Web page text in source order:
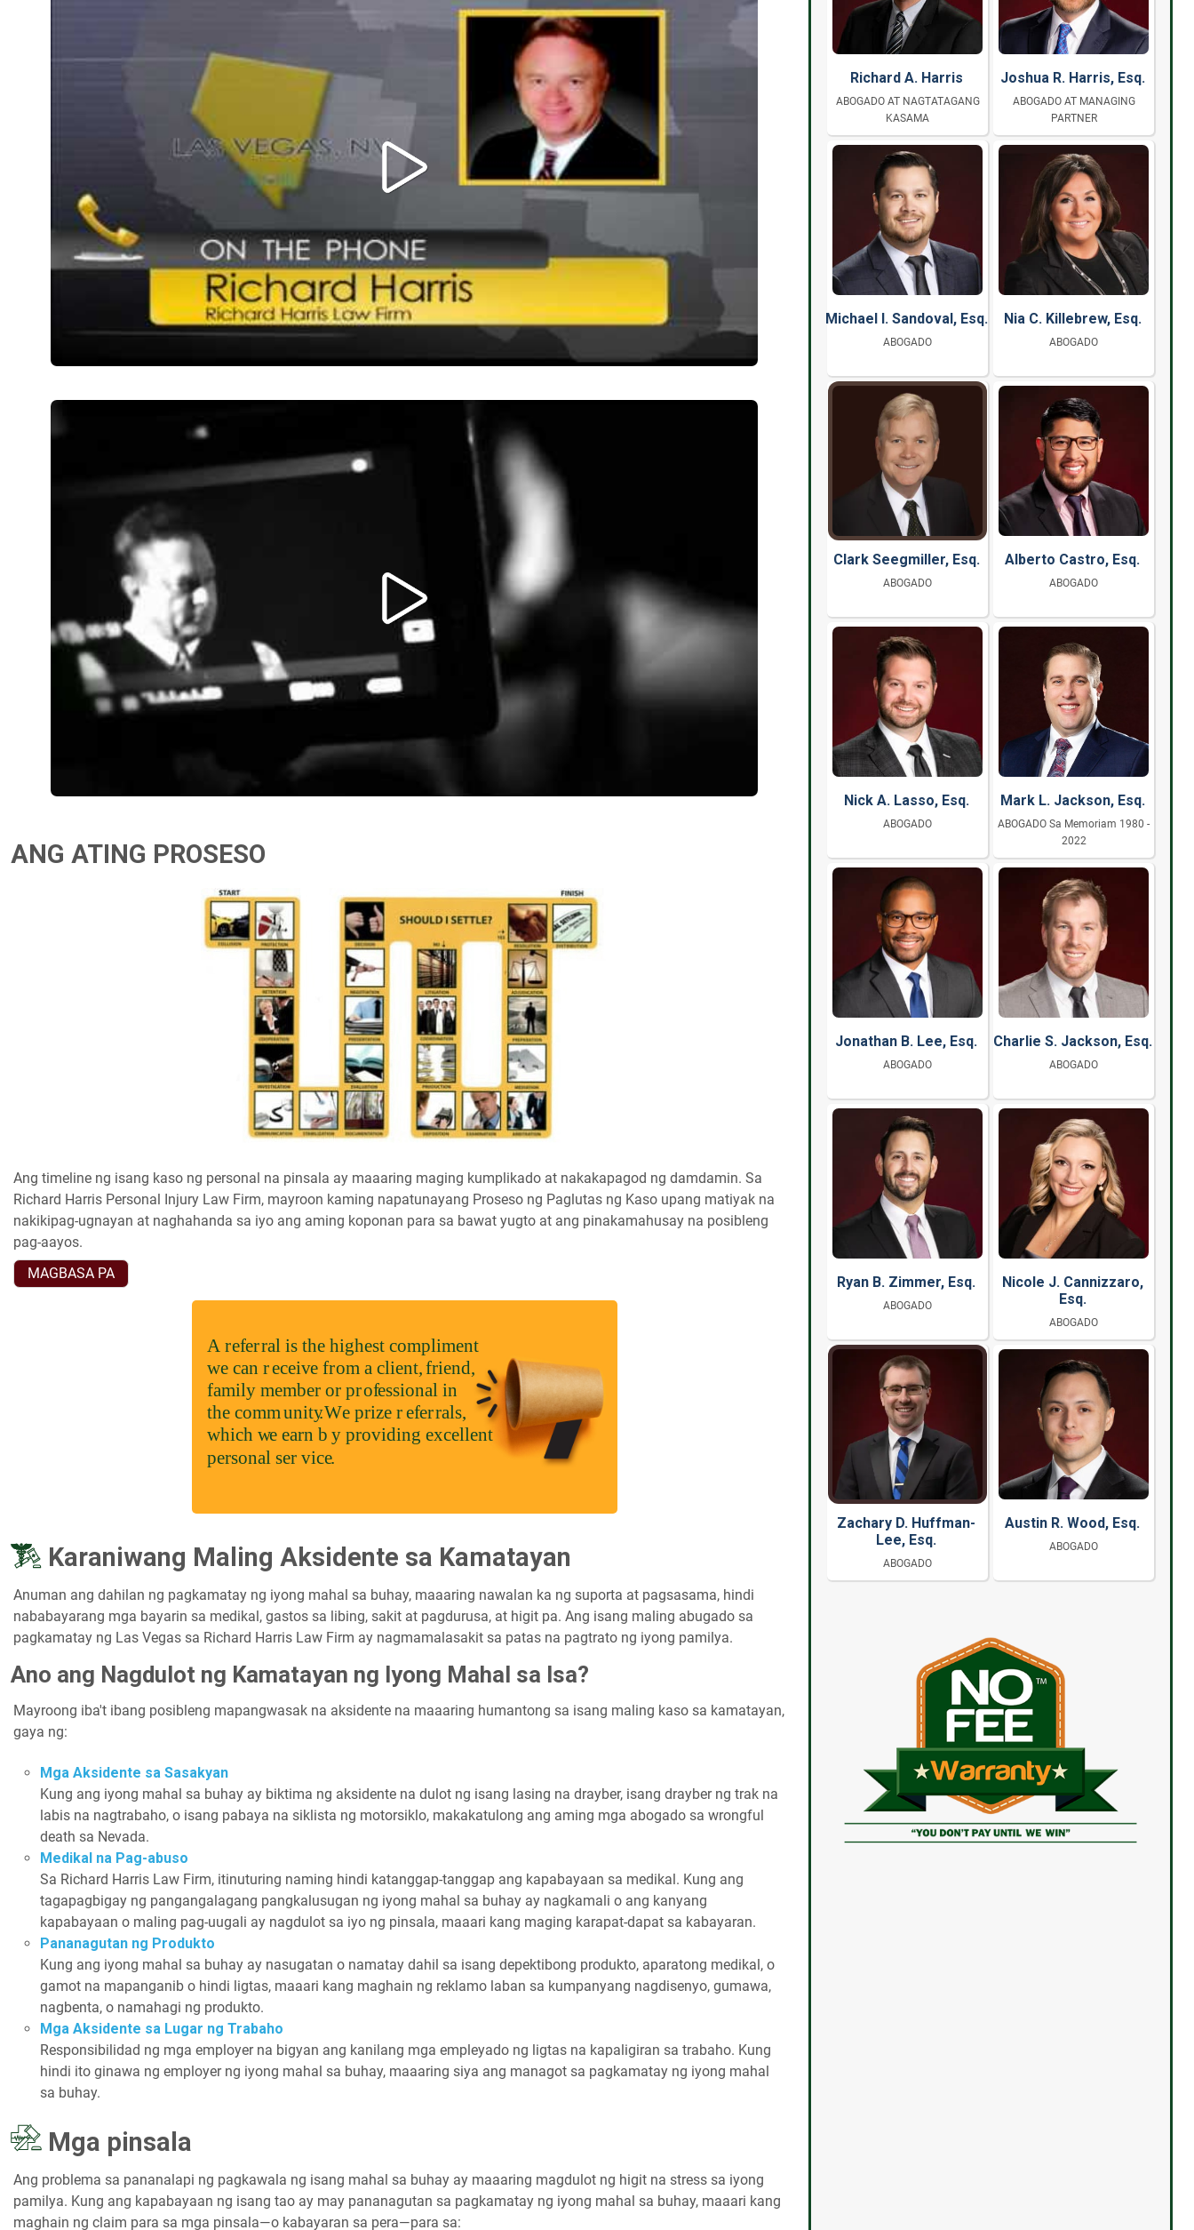
ANG ATING PROSESO
Ang timeline ng isang kaso ng personal na pinsala ay maaaring maging kumplikado at nakakapagod ng damdamin. Sa
Richard Harris Personal Injury Law Firm, mayroon kaming napatunayang Proseso ng Paglutas ng Kaso upang matiyak na
nakikipag-ugnayan at naghahanda sa iyo ang aming koponan para sa bawat yugto at ang pinakamahusay na posibleng
pag-aayos.
MAGBASA PA
Karaniwang Maling Aksidente sa Kamatayan
Anuman ang dahilan ng pagkamatay ng iyong mahal sa buhay, maaaring nawalan ka ng suporta at pagsasama, hindi
nababayarang mga bayarin sa medikal, gastos sa libing, sakit at pagdurusa, at higit pa. Ang isang maling abugado sa
pagkamatay ng Las Vegas sa Richard Harris Law Firm ay nagmamalasakit sa patas na pagtrato ng iyong pamilya.
Ano ang Nagdulot ng Kamatayan ng Iyong Mahal sa Isa?
Mayroong iba't ibang posibleng mapangwasak na aksidente na maaaring humantong sa isang maling kaso sa kamatayan,
gaya ng:
Mga Aksidente sa Sasakyan
Kung ang iyong mahal sa buhay ay biktima ng aksidente na dulot ng isang lasing na drayber, isang drayber ng trak na
labis na nagtrabaho, o isang pabaya na siklista ng motorsiklo, makakatulong ang aming mga abogado sa wrongful
death sa Nevada.
Medikal na Pag-abuso
Sa Richard Harris Law Firm, itinuturing naming hindi katanggap-tanggap ang kapabayaan sa medikal. Kung ang
tagapagbigay ng pangangalagang pangkalusugan ng iyong mahal sa buhay ay nagkamali o ang kanyang
kapabayaan o maling pag-uugali ay nagdulot sa iyo ng pinsala, maaari kang maging karapat-dapat sa kabayaran.
Pananagutan ng Produkto
Kung ang iyong mahal sa buhay ay nasugatan o namatay dahil sa isang depektibong produkto, aparatong medikal, o
gamot na mapanganib o hindi ligtas, maaari kang maghain ng reklamo laban sa kumpanyang nagdisenyo, gumawa,
nagbenta, o namahagi ng produkto.
Mga Aksidente sa Lugar ng Trabaho
Responsibilidad ng mga employer na bigyan ang kanilang mga empleyado ng ligtas na kapaligiran sa trabaho. Kung
hindi ito ginawa ng employer ng iyong mahal sa buhay, maaaring siya ang managot sa pagkamatay ng iyong mahal
sa buhay.
Mga pinsala
Ang problema sa pananalapi ng pagkawala ng isang mahal sa buhay ay maaaring magdulot ng higit na stress sa iyong
pamilya. Kung ang kapabayaan ng isang tao ay may pananagutan sa pagkamatay ng iyong mahal sa buhay, maaari kang
maghain ng claim para sa mga pinsala—o kabayaran sa pera—para sa:
Richard A. Harris
ABOGADO AT NAGTATAGANG
KASAMA
Joshua R. Harris, Esq.
ABOGADO AT MANAGING
PARTNER
Michael I. Sandoval, Esq.
ABOGADO
Nia C. Killebrew, Esq.
ABOGADO
Clark Seegmiller, Esq.
ABOGADO
Alberto Castro, Esq.
ABOGADO
Nick A. Lasso, Esq.
ABOGADO
Mark L. Jackson, Esq.
ABOGADO Sa Memoriam 1980 -
2022
Jonathan B. Lee, Esq.
ABOGADO
Charlie S. Jackson, Esq.
ABOGADO
Ryan B. Zimmer, Esq.
ABOGADO
Nicole J. Cannizzaro,
Esq.
ABOGADO
Zachary D. Huffman-
Lee, Esq.
ABOGADO
Austin R. Wood, Esq.
ABOGADO